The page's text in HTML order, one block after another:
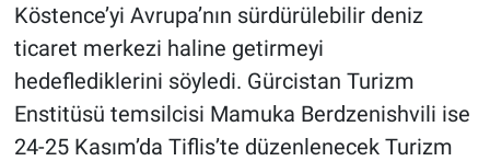
Köstence’yi Avrupa’nın sürdürülebilir deniz
ticaret merkezi haline getirmeyi
hedeflediklerini söyledi. Gürcistan Turizm
Enstitüsü temsilcisi Mamuka Berdzenishvili ise
24-25 Kasım’da Tiflis’te düzenlenecek Turizm